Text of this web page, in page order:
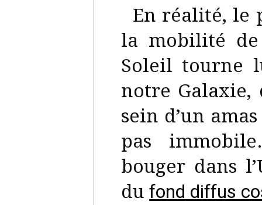
En réalité, le
la mobilité
Soleil tourne
notre Galaxie,
sein d’un
pas
bouger dans
du fond diffus